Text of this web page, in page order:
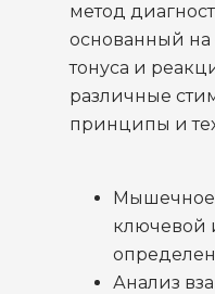
метод
основанный
тонуса и
различные
принципы и
Мышечное
ключевой
Анализ